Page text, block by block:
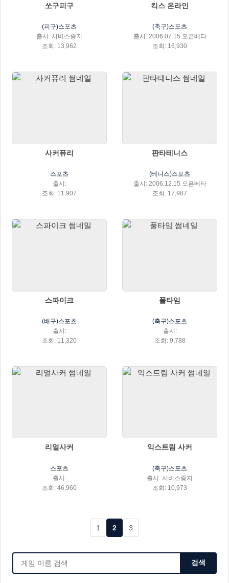
쏘구피구
(피구)스포츠
출시: 서비스중지
조회: 13,962
킥스 온라인
(축구)스포츠
출시: 2006.07.15 오픈베타
조회: 16,930
사커퓨리
스포츠
출시:
조회: 11,907
판타테니스
(테니스)스포츠
출시: 2006.12.15 오픈베타
조회: 17,987
스파이크
(배구)스포츠
출시:
조회: 11,320
풀타임
(축구)스포츠
출시:
조회: 9,788
리얼사커
스포츠
출시:
조회: 46,960
익스트림 사커
(축구)스포츠
출시: 서비스중지
조회: 10,973
1 2 3
검색